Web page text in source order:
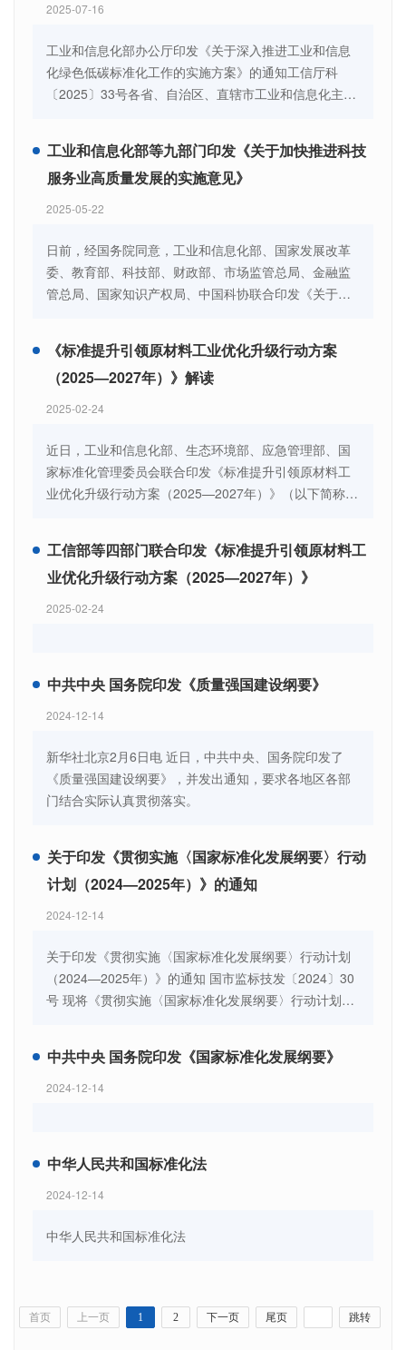
2025-07-16
工业和信息化部办公厅印发《关于深入推进工业和信息
化绿色低碳标准化工作的实施方案》的通知工信厅科
〔2025〕33号各省、自治区、直辖市工业和信息化主管
撑作用，健全完善绿色低碳标准体系，我部组织编制了
《关于深入推进工业和信息化绿色低碳标准化工作的实
施方案》，现印发给你们。请结合本地区、本行业、本
办公厅2025年6月13日
工业和信息化部等九部门印发《关于加快推进科技
服务业高质量发展的实施意见》
2025-05-22
日前，经国务院同意，工业和信息化部、国家发展改革
委、教育部、科技部、财政部、市场监管总局、金融监
管总局、国家知识产权局、中国科协联合印发《关于加
系统推进、质量为先为原则，壮大服务主体，优化发展
生态，提升服务能力，实现规模增长和质效提升，加快
科技成果转化和产业化，有力支撑科技创新和产业创新
《标准提升引领原材料工业优化升级行动方案
（2025—2027年）》解读
2025-02-24
近日，工业和信息化部、生态环境部、应急管理部、国
家标准化管理委员会联合印发《标准提升引领原材料工
业优化升级行动方案（2025—2027年）》（以下简称
读如下：
工信部等四部门联合印发《标准提升引领原材料工
业优化升级行动方案（2025—2027年）》
2025-02-24
中共中央 国务院印发《质量强国建设纲要》
2024-12-14
新华社北京2月6日电 近日，中共中央、国务院印发了
《质量强国建设纲要》，并发出通知，要求各地区各部
门结合实际认真贯彻落实。
关于印发《贯彻实施〈国家标准化发展纲要〉行动
计划（2024—2025年）》的通知
2024-12-14
关于印发《贯彻实施〈国家标准化发展纲要〉行动计划
（2024—2025年）》的通知 国市监标技发〔2024〕30
号 现将《贯彻实施〈国家标准化发展纲要〉行动计划
中共中央 国务院印发《国家标准化发展纲要》
2024-12-14
中华人民共和国标准化法
2024-12-14
中华人民共和国标准化法
首页 上一页 1 2 下一页 尾页 跳转